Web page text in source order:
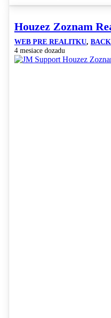
Houzez Zoznam
WEB PRE REALITKU,
4 mesiace dozadu